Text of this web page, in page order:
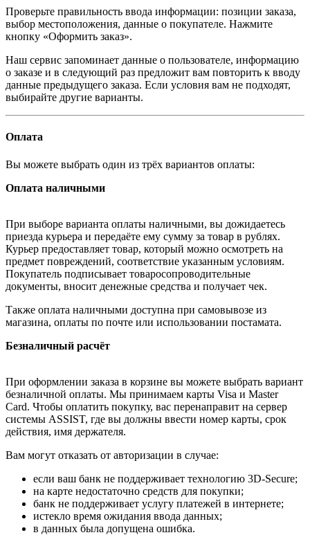
Проверьте правильность ввода информации: позиции заказа,
выбор местоположения, данные о покупателе. Нажмите
кнопку «Оформить заказ».
Наш сервис запоминает данные о пользователе, информацию
о заказе и в следующий раз предложит вам повторить к вводу
данные предыдущего заказа. Если условия вам не подходят,
выбирайте другие варианты.
Оплата
Вы можете выбрать один из трёх вариантов оплаты:
Оплата наличными
При выборе варианта оплаты наличными, вы дожидаетесь
приезда курьера и передаёте ему сумму за товар в рублях.
Курьер предоставляет товар, который можно осмотреть на
предмет повреждений, соответствие указанным условиям.
Покупатель подписывает товаросопроводительные
документы, вносит денежные средства и получает чек.
Также оплата наличными доступна при самовывозе из
магазина, оплаты по почте или использовании постамата.
Безналичный расчёт
При оформлении заказа в корзине вы можете выбрать вариант
безналичной оплаты. Мы принимаем карты Visa и Master
Card. Чтобы оплатить покупку, вас перенаправит на сервер
системы ASSIST, где вы должны ввести номер карты, срок
действия, имя держателя.
Вам могут отказать от авторизации в случае:
если ваш банк не поддерживает технологию 3D-Secure;
на карте недостаточно средств для покупки;
банк не поддерживает услугу платежей в интернете;
истекло время ожидания ввода данных;
в данных была допущена ошибка.